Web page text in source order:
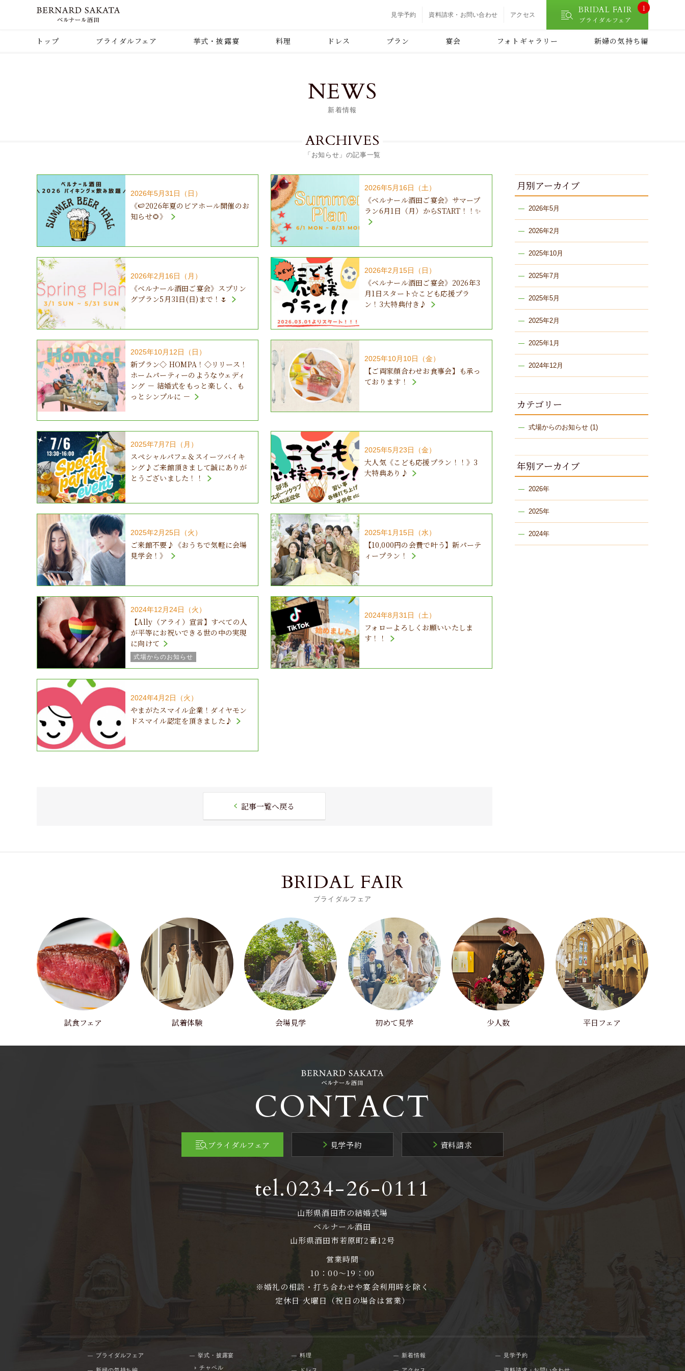
見学予約 資料請求・お問い合わせ アクセス BRIDAL FAIR
ブライダルフェア
1
トップ ブライダルフェア 挙式・披露宴 料理 ドレス プラン 宴会 フォトギャラリー 新婦の気持ち編
NEWS
新着情報
ARCHIVES
「お知らせ」の記事一覧
2026年5月31日（日）
《🍉2026年夏のビアホール開催のお
知らせ🌻》
2026年5月16日（土）
《ベルナール酒田ご宴会》サマープ
ラン6月1日（月）からSTART！！✨
2026年2月16日（月）
《ベルナール酒田ご宴会》スプリン
グプラン5月31日(日)まで！🌷
2026年2月15日（日）
《ベルナール酒田ご宴会》2026年3
月1日スタート☆こども応援プラ
ン！3大特典付き♪
2025年10月12日（日）
新プラン◇ HOMPA！◇リリース！
ホームパーティーのようなウェディ
ング － 結婚式をもっと楽しく、も
っとシンプルに －
2025年10月10日（金）
【ご両家顔合わせお食事会】も承っ
ております！
2025年7月7日（月）
スペシャルパフェ＆スイーツバイキ
ング♪ご来館頂きまして誠にありが
とうございました！！
2025年5月23日（金）
大人気《こども応援プラン！！》3
大特典あり♪
2025年2月25日（火）
ご来館不要♪《おうちで気軽に会場
見学会！》
2025年1月15日（水）
【10,000円の会費で叶う】新パーテ
ィープラン！
2024年12月24日（火）
【Ally（アライ）宣言】すべての人
が平等にお祝いできる世の中の実現
に向けて
式場からのお知らせ
2024年8月31日（土）
フォローよろしくお願いいたしま
す！！
2024年4月2日（火）
やまがたスマイル企業！ダイヤモン
ドスマイル認定を頂きました♪
記事一覧へ戻る
月別アーカイブ
2026年5月
2026年2月
2025年10月
2025年7月
2025年5月
2025年2月
2025年1月
2024年12月
カテゴリー
式場からのお知らせ(1)
年別アーカイブ
2026年
2025年
2024年
BRIDAL FAIR
ブライダルフェア
試食フェア 試着体験 会場見学 初めて見学 少人数 平日フェア
CONTACT
ブライダルフェア 見学予約 資料請求
tel.0234-26-0111
山形県酒田市の結婚式場
ベルナール酒田
山形県酒田市若原町2番12号
営業時間
10：00～19：00
※婚礼の相談・打ち合わせや宴会利用時を除く
定休日 火曜日（祝日の場合は営業）
ブライダルフェア
挙式・披露宴
チャペル
料理 新着情報 見学予約